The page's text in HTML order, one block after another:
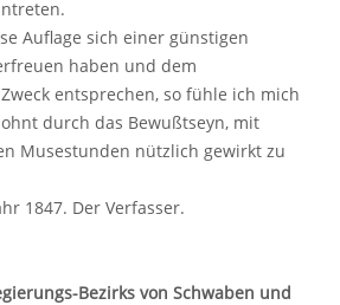
Auflage sich einer günstigen
haben und dem
entsprechen, so fühle ich mich
durch das Bewußtseyn, mit
Musestunden nützlich gewirkt zu
1847. Der Verfasser.
Bezirks von Schwaben und